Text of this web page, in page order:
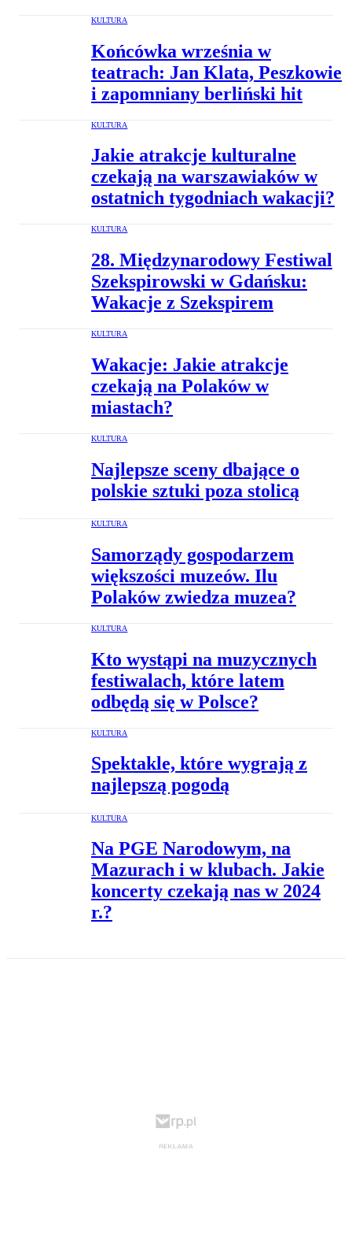
KULTURA
Końcówka września w
teatrach: Jan Klata, Peszkowie
i zapomniany berliński hit
KULTURA
Jakie atrakcje kulturalne
czekają na warszawiaków w
ostatnich tygodniach wakacji?
KULTURA
28. Międzynarodowy Festiwal
Szekspirowski w Gdańsku:
Wakacje z Szekspirem
KULTURA
Wakacje: Jakie atrakcje
czekają na Polaków w
miastach?
KULTURA
Najlepsze sceny dbające o
polskie sztuki poza stolicą
KULTURA
Samorządy gospodarzem
większości muzeów. Ilu
Polaków zwiedza muzea?
KULTURA
Kto wystąpi na muzycznych
festiwalach, które latem
odbędą się w Polsce?
KULTURA
Spektakle, które wygrają z
najlepszą pogodą
KULTURA
Na PGE Narodowym, na
Mazurach i w klubach. Jakie
koncerty czekają nas w 2024
r.?